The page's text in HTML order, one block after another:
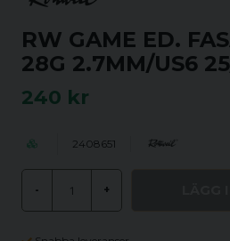
RW GAME ED.
28G 2.7MM/US6
240 kr
2408651
- +